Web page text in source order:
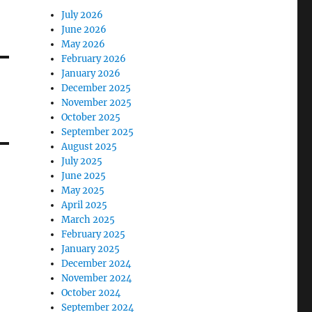
July 2026
June 2026
May 2026
February 2026
January 2026
December 2025
November 2025
October 2025
September 2025
August 2025
July 2025
June 2025
May 2025
April 2025
March 2025
February 2025
January 2025
December 2024
November 2024
October 2024
September 2024